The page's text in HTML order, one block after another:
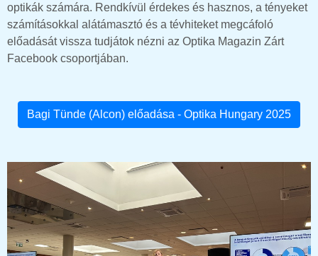
optikák számára. Rendkívül érdekes és hasznos, a tényeket
számításokkal alátámasztó és a tévhiteket megcáfoló
előadását vissza tudjátok nézni az Optika Magazin Zárt
Facebook csoportjában.
Bagi Tünde (Alcon) előadása - Optika Hungary 2025